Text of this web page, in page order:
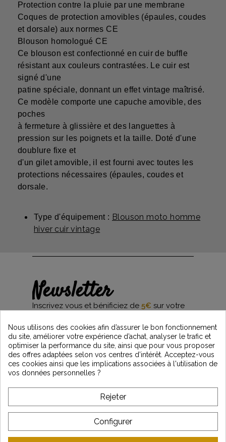
Protection contre la pluie par une membrane
Coques de protection amovibles (épaules, coudes
et dorsale) aux normes CE
Blouson homologué CE
Ce blouson est confectionné en cuir de buffle
résistant aux couleurs contrastées. Le cuir est
signé d'une
patine spéciale, donnant un effet vintage maîtrisé.
Ce modèle comporte une capuche amovible, des
poches
à fermeture à glissière et des languettes à
pression sur les poignets et la taille. Doté d'une
doublure fixe et
d'un gilet amovible, il est fourni avec toutes les
protections nécessaires (épaules, coudes et
dorsale.
Type d'équipement : Blouson moto homme
hiver cuir vintage
Newsletter
Inscrivez vous et bénificiez de 5€ sur votre
et restez informés des dernières nouveautés
Vintage Motors
*Dès 99€ d'achat. En vous abonnant à notre newsletter, vous reconnaissez avoir pris
l'acceptez.
A PROPOS DE VINTAGE
SERVICE CLIENT
Nous utilisons des cookies afin d’assurer le bon fonctionnement
du site, améliorer votre expérience d’achat, analyser le trafic et
optimiser la performance du site, ainsi que pour vous proposer
des offres adaptées selon vos centres d’intérêt. Acceptez-vous
ces cookies ainsi que les implications associées à l'utilisation de
vos données personnelles ?
Rejeter
Configurer